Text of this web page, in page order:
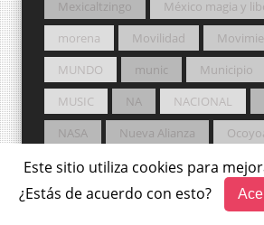
Este sitio utiliza cookies para
¿Estás de acuerdo con esto?
Mexicaltzingo
México magia y
morena
Movilidad
MUNDO
munic Municipio
MUSIC
NA NACIONAL
NASA
Nueva Alianza
Ocuilan
Osfem Otzolotepec
PEMEX
PERIFERIA PJEM